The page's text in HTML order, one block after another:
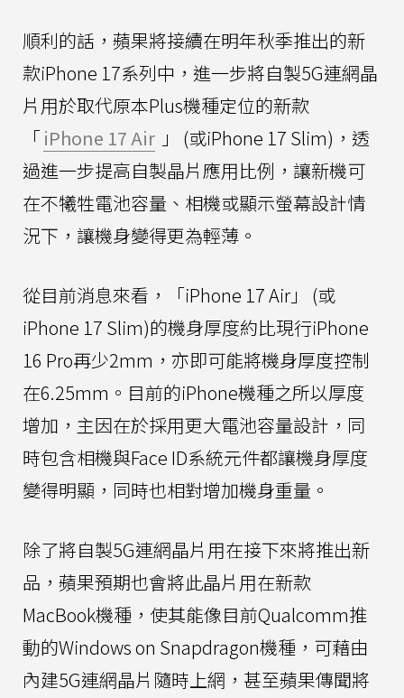
順利的話，蘋果將接續在明年秋季推出的新
款iPhone 17系列中，進一步將自製5G連網晶
片用於取代原本Plus機種定位的新款
「iPhone 17 Air 」 (或iPhone 17 Slim)，透
過進一步提高自製晶片應用比例，讓新機可
在不犧牲電池容量、相機或顯示螢幕設計情
況下，讓機身變得更為輕薄。
從目前消息來看，「iPhone 17 Air」 (或
iPhone 17 Slim)的機身厚度約比現行iPhone
16 Pro再少2mm，亦即可能將機身厚度控制
在6.25mm。目前的iPhone機種之所以厚度
增加，主因在於採用更大電池容量設計，同
時包含相機與Face ID系統元件都讓機身厚度
變得明顯，同時也相對增加機身重量。
除了將自製5G連網晶片用在接下來將推出新
品，蘋果預期也會將此晶片用在新款
MacBook機種，使其能像目前Qualcomm推
動的Windows on Snapdragon機種，可藉由
內建5G連網晶片隨時上網，甚至蘋果傳聞將